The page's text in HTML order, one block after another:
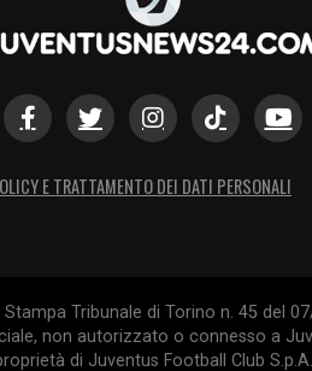
definire il futuro della
E TRATTAMENTO DEI DATI PERSONALI
Tribunale di Torino n. 45 del
non autorizzato o connesso a
di Juventus Football Club S.p.A.